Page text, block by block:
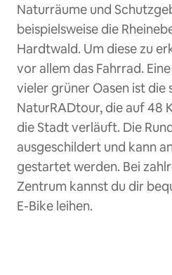
Naturräume und
beispielsweise die
Hardtwald. Um diese zu
vor allem das Fahrrad.
vieler grüner Oasen ist die
NaturRADtour, die auf 48
die Stadt verläuft. Die
ausgeschildert und kann
gestartet werden. Bei
Zentrum kannst du dir
E-Bike leihen.